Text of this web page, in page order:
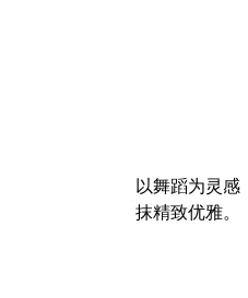
以舞蹈为灵感
抹精致优雅。